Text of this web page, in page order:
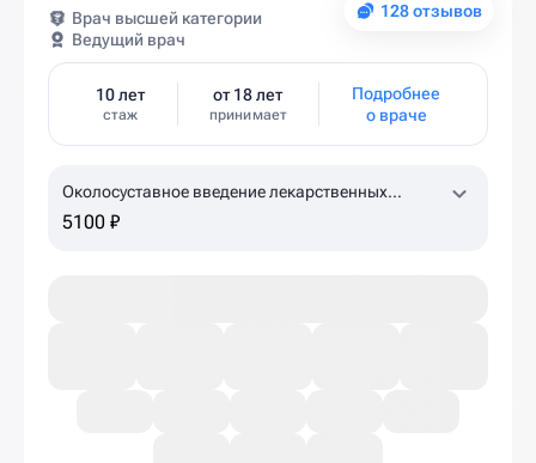
128 отзывов
Врач высшей категории
Ведущий врач
10 лет
стаж
от 18 лет
принимает
Подробнее
о враче
Околосуставное введение лекарственных
препаратов (ACP-терапия, 1 пробирка)
5100 ₽